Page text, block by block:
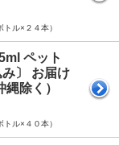
ル×２４本）
ペット
〕 お届け
除く）
ル×４０本）